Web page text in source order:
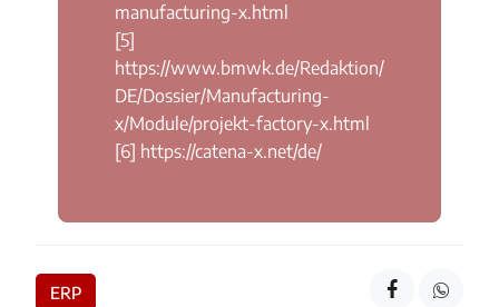
manufacturing-x.html
[5]
https://www.bmwk.de/Redaktion/
DE/Dossier/Manufacturing-
x/Module/projekt-factory-x.html
[6] https://catena-x.net/de/
ERP